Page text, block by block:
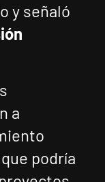
y señaló
a
podría